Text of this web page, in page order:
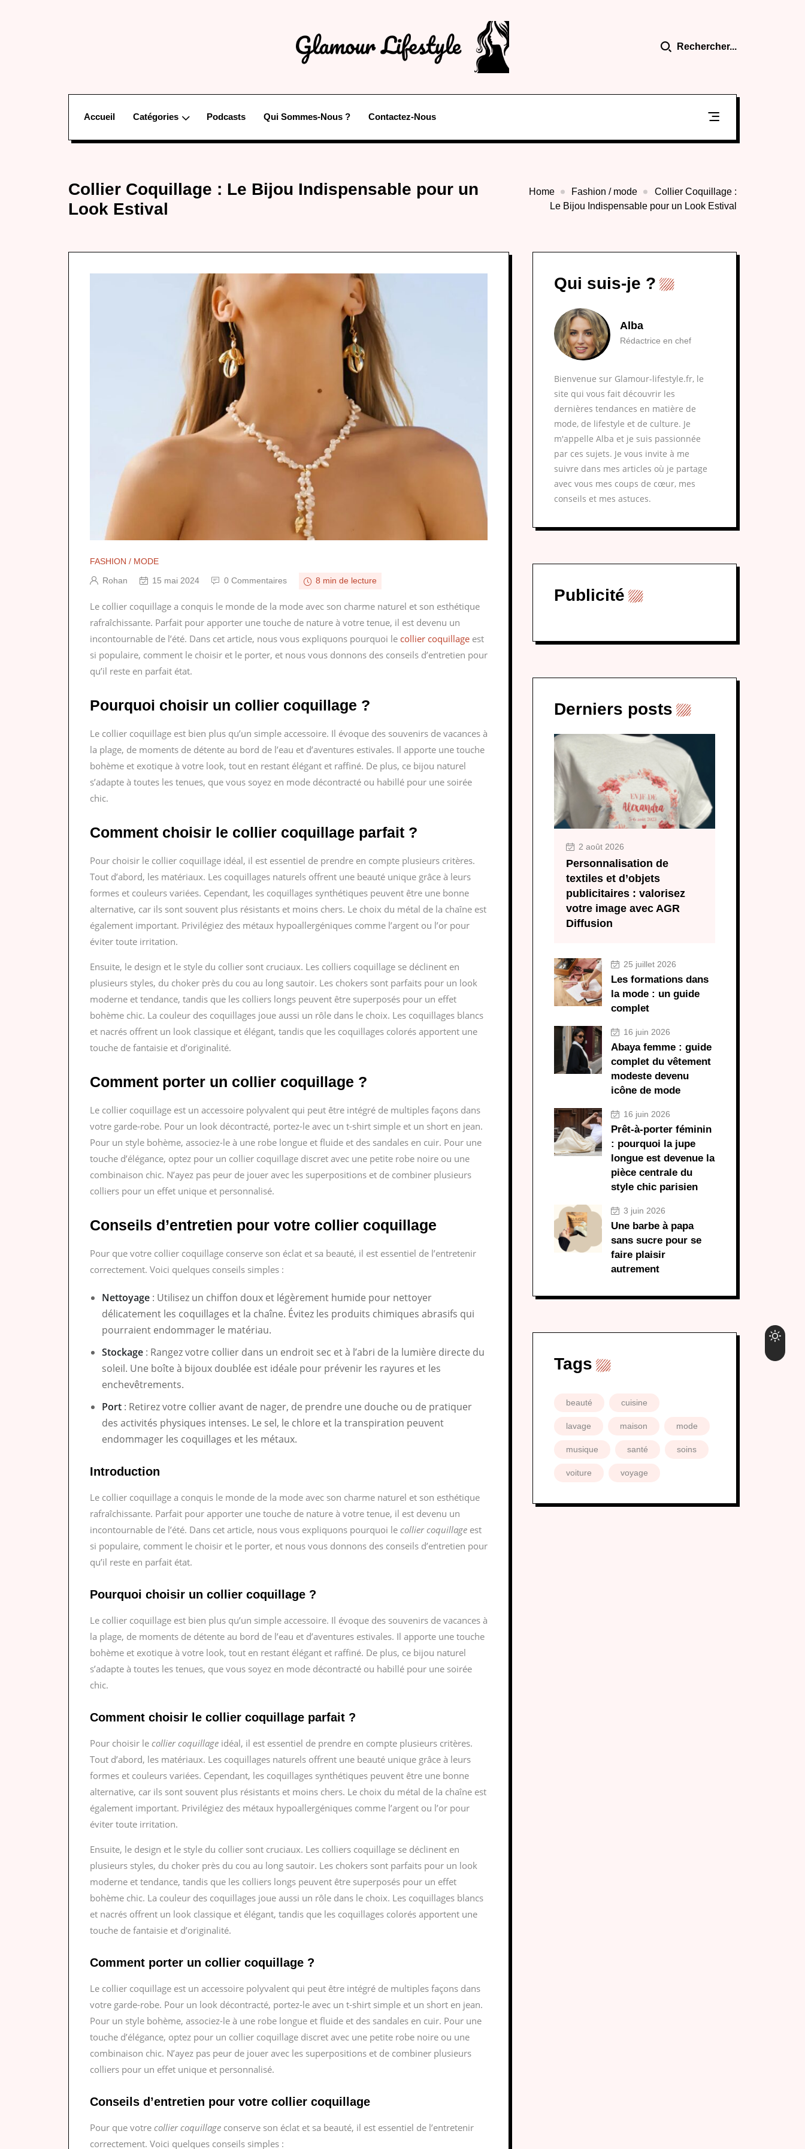
Rechercher...
Accueil Catégories Podcasts Qui Sommes-Nous ? Contactez-Nous
Collier Coquillage : Le Bijou Indispensable pour un
Look Estival
Home Fashion / mode
Collier Coquillage :
Le Bijou Indispensable pour un Look Estival
FASHION / MODE
Rohan
15 mai 2024 0 Commentaires 8 min de lecture
Le collier coquillage a conquis le monde de la mode avec son charme naturel et son esthétique
rafraîchissante. Parfait pour apporter une touche de nature à votre tenue, il est devenu un
incontournable de l’été. Dans cet article, nous vous expliquons pourquoi le collier coquillage est
si populaire, comment le choisir et le porter, et nous vous donnons des conseils d’entretien pour
qu’il reste en parfait état.
Pourquoi choisir un collier coquillage ?
Le collier coquillage est bien plus qu’un simple accessoire. Il évoque des souvenirs de vacances à
la plage, de moments de détente au bord de l’eau et d’aventures estivales. Il apporte une touche
bohème et exotique à votre look, tout en restant élégant et raffiné. De plus, ce bijou naturel
s’adapte à toutes les tenues, que vous soyez en mode décontracté ou habillé pour une soirée
chic.
Comment choisir le collier coquillage parfait ?
Pour choisir le collier coquillage idéal, il est essentiel de prendre en compte plusieurs critères.
Tout d’abord, les matériaux. Les coquillages naturels offrent une beauté unique grâce à leurs
formes et couleurs variées. Cependant, les coquillages synthétiques peuvent être une bonne
alternative, car ils sont souvent plus résistants et moins chers. Le choix du métal de la chaîne est
également important. Privilégiez des métaux hypoallergéniques comme l’argent ou l’or pour
éviter toute irritation.
Ensuite, le design et le style du collier sont cruciaux. Les colliers coquillage se déclinent en
plusieurs styles, du choker près du cou au long sautoir. Les chokers sont parfaits pour un look
moderne et tendance, tandis que les colliers longs peuvent être superposés pour un effet
bohème chic. La couleur des coquillages joue aussi un rôle dans le choix. Les coquillages blancs
et nacrés offrent un look classique et élégant, tandis que les coquillages colorés apportent une
touche de fantaisie et d’originalité.
Comment porter un collier coquillage ?
Le collier coquillage est un accessoire polyvalent qui peut être intégré de multiples façons dans
votre garde-robe. Pour un look décontracté, portez-le avec un t-shirt simple et un short en jean.
Pour un style bohème, associez-le à une robe longue et fluide et des sandales en cuir. Pour une
touche d’élégance, optez pour un collier coquillage discret avec une petite robe noire ou une
combinaison chic. N’ayez pas peur de jouer avec les superpositions et de combiner plusieurs
colliers pour un effet unique et personnalisé.
Conseils d’entretien pour votre collier coquillage
Pour que votre collier coquillage conserve son éclat et sa beauté, il est essentiel de l’entretenir
correctement. Voici quelques conseils simples :
Nettoyage : Utilisez un chiffon doux et légèrement humide pour nettoyer
délicatement les coquillages et la chaîne. Évitez les produits chimiques abrasifs qui
pourraient endommager le matériau.
Stockage : Rangez votre collier dans un endroit sec et à l’abri de la lumière directe du
soleil. Une boîte à bijoux doublée est idéale pour prévenir les rayures et les
enchevêtrements.
Port : Retirez votre collier avant de nager, de prendre une douche ou de pratiquer
des activités physiques intenses. Le sel, le chlore et la transpiration peuvent
endommager les coquillages et les métaux.
Introduction
Le collier coquillage a conquis le monde de la mode avec son charme naturel et son esthétique
rafraîchissante. Parfait pour apporter une touche de nature à votre tenue, il est devenu un
incontournable de l’été. Dans cet article, nous vous expliquons pourquoi le collier coquillage est
si populaire, comment le choisir et le porter, et nous vous donnons des conseils d’entretien pour
qu’il reste en parfait état.
Pourquoi choisir un collier coquillage ?
Le collier coquillage est bien plus qu’un simple accessoire. Il évoque des souvenirs de vacances à
la plage, de moments de détente au bord de l’eau et d’aventures estivales. Il apporte une touche
bohème et exotique à votre look, tout en restant élégant et raffiné. De plus, ce bijou naturel
s’adapte à toutes les tenues, que vous soyez en mode décontracté ou habillé pour une soirée
chic.
Comment choisir le collier coquillage parfait ?
Pour choisir le collier coquillage idéal, il est essentiel de prendre en compte plusieurs critères.
Tout d’abord, les matériaux. Les coquillages naturels offrent une beauté unique grâce à leurs
formes et couleurs variées. Cependant, les coquillages synthétiques peuvent être une bonne
alternative, car ils sont souvent plus résistants et moins chers. Le choix du métal de la chaîne est
également important. Privilégiez des métaux hypoallergéniques comme l’argent ou l’or pour
éviter toute irritation.
Ensuite, le design et le style du collier sont cruciaux. Les colliers coquillage se déclinent en
plusieurs styles, du choker près du cou au long sautoir. Les chokers sont parfaits pour un look
moderne et tendance, tandis que les colliers longs peuvent être superposés pour un effet
bohème chic. La couleur des coquillages joue aussi un rôle dans le choix. Les coquillages blancs
et nacrés offrent un look classique et élégant, tandis que les coquillages colorés apportent une
touche de fantaisie et d’originalité.
Comment porter un collier coquillage ?
Le collier coquillage est un accessoire polyvalent qui peut être intégré de multiples façons dans
votre garde-robe. Pour un look décontracté, portez-le avec un t-shirt simple et un short en jean.
Pour un style bohème, associez-le à une robe longue et fluide et des sandales en cuir. Pour une
touche d’élégance, optez pour un collier coquillage discret avec une petite robe noire ou une
combinaison chic. N’ayez pas peur de jouer avec les superpositions et de combiner plusieurs
colliers pour un effet unique et personnalisé.
Conseils d’entretien pour votre collier coquillage
Pour que votre collier coquillage conserve son éclat et sa beauté, il est essentiel de l’entretenir
correctement. Voici quelques conseils simples :
Qui suis-je ?
Alba
Rédactrice en chef
Bienvenue sur Glamour-lifestyle.fr, le
site qui vous fait découvrir les
dernières tendances en matière de
mode, de lifestyle et de culture. Je
m'appelle Alba et je suis passionnée
par ces sujets. Je vous invite à me
suivre dans mes articles où je partage
avec vous mes coups de cœur, mes
conseils et mes astuces.
Publicité
Derniers posts
2 août 2026
Personnalisation de
textiles et d’objets
publicitaires : valorisez
votre image avec AGR
Diffusion
25 juillet 2026
Les formations dans
la mode : un guide
complet
16 juin 2026
Abaya femme : guide
complet du vêtement
modeste devenu
icône de mode
16 juin 2026
Prêt-à-porter féminin
: pourquoi la jupe
longue est devenue la
pièce centrale du
style chic parisien
3 juin 2026
Une barbe à papa
sans sucre pour se
faire plaisir
autrement
Tags
beauté cuisine
lavage maison mode
musique santé soins
voiture voyage